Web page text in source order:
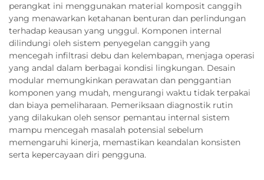
perangkat ini menggunakan material komposit canggih
yang menawarkan ketahanan benturan dan perlindungan
terhadap keausan yang unggul. Komponen internal
dilindungi oleh sistem penyegelan canggih yang
mencegah infiltrasi debu dan kelembapan, menjaga operasi
yang andal dalam berbagai kondisi lingkungan. Desain
modular memungkinkan perawatan dan penggantian
komponen yang mudah, mengurangi waktu tidak terpakai
dan biaya pemeliharaan. Pemeriksaan diagnostik rutin
yang dilakukan oleh sensor pemantau internal sistem
mampu mencegah masalah potensial sebelum
memengaruhi kinerja, memastikan keandalan konsisten
serta kepercayaan diri pengguna.